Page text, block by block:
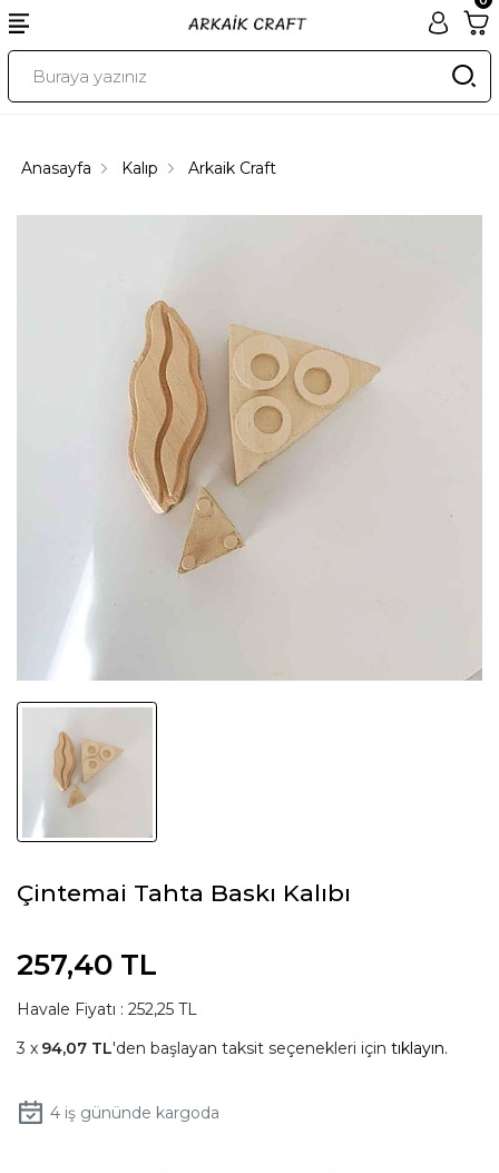
Anasayfa Kalıp Arkaik Craft
Çintemai Tahta Baskı Kalıbı
257,40 TL
Havale Fiyatı : 252,25 TL
94,07 TL'den başlayan taksit seçenekleri için tıklayın.
4iş gününde kargoda